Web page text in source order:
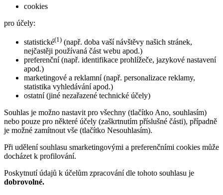
cookies
pro účely:
statistické(1) (např. doba vaší návštěvy našich stránek,
nejčastěji používaná část webu apod.)
preferenční (např. identifikace prohlížeče, jazykové nastavení
apod.)
marketingové a reklamní (např. personalizace reklamy,
statistika vyhledávání apod.)
ostatní (jiné nezařazené technické účely)
Souhlas je možno nastavit pro všechny (tlačítko Ano, souhlasím)
nebo pouze pro některé účely (zaškrtnutím příslušné části), případně
je možné zamítnout vše (tlačítko Nesouhlasím).
Při udělení souhlasu smarketingovými a preferenčními cookies může
docházet k profilování.
Poskytnutí údajů k účelům zpracování dle tohoto souhlasu je
dobrovolné.